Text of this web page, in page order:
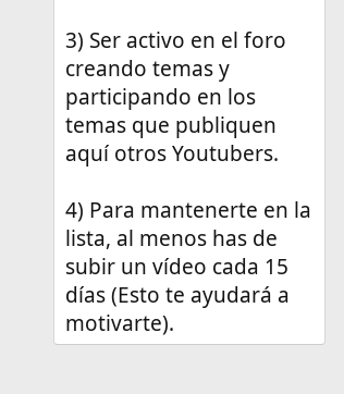
3) Ser activo en el foro
creando temas y
participando en los
temas que publiquen
aquí otros Youtubers.
4) Para mantenerte en la
lista, al menos has de
subir un vídeo cada 15
días (Esto te ayudará a
motivarte).